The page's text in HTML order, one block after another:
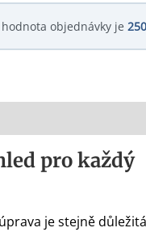
objednávky je
pro každý
je stejně